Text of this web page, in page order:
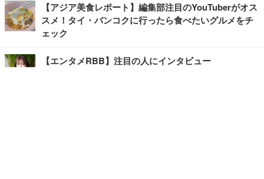
【アジア美食レポート】編集部注目のYouTuberがオス
スメ！タイ・バンコクに行ったら食べたいグルメをチ
ェック
【エンタメRBB】注目の人にインタビュー